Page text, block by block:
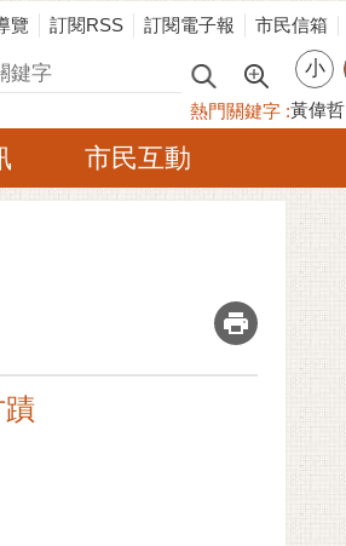
覽 訂閱RSS 訂閱電子報 市民信箱
小
熱門關鍵字 黃偉哲
市民互動
_